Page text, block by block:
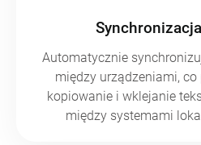
Automatycznie
między urządzeniami, co
kopiowanie i wklejanie
między systemami